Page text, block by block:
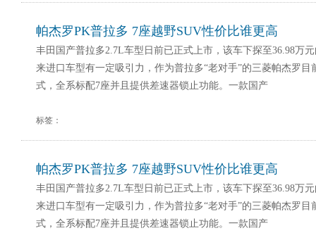
帕杰罗PK普拉多 7座越野SUV性价比谁更高
丰田国产普拉多2.7L车型日前已正式上市，该车下探至36.98万
来进口车型有一定吸引力，作为普拉多“老对手”的三菱帕杰罗目
式，全系标配7座并且提供差速器锁止功能。一款国产
标签：
帕杰罗PK普拉多 7座越野SUV性价比谁更高
丰田国产普拉多2.7L车型日前已正式上市，该车下探至36.98万
来进口车型有一定吸引力，作为普拉多“老对手”的三菱帕杰罗目
式，全系标配7座并且提供差速器锁止功能。一款国产